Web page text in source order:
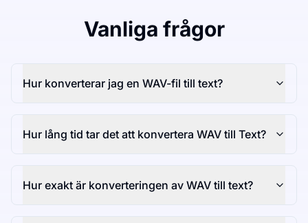
Vanliga frågor
Hur konverterar jag en WAV-fil till text?
Hur lång tid tar det att konvertera WAV till Text?
Hur exakt är konverteringen av WAV till text?